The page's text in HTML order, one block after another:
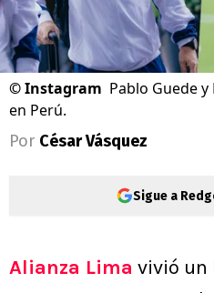
©Instagram Pablo Guede
en Perú.
Por César Vásquez
Sigue a
Alianza Lima vivió un